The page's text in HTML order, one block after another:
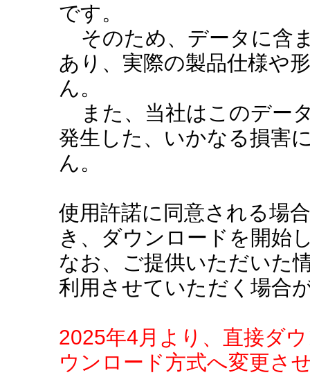
です。
そのため、データに含
あり、実際の製品仕様や
ん。
また、当社はこのデー
発生した、いかなる損害
ん。
使用許諾に同意される場
き、ダウンロードを開始
なお、ご提供いただいた
利用させていただく場合
2025年4月より、直接ダ
ウンロード方式へ変更さ